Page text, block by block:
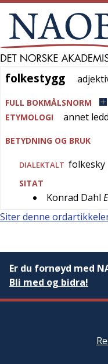
folkestygg
folkestygg
FULL BOKMÅLSNORM
ETYMOLOGI
annet ledd
BETYDNING OG BRUK
DIALEKTALT folkesky
SITAT
Konrad Dahl
Siter denne
Er du fornøyd med
Bli med og bidra!